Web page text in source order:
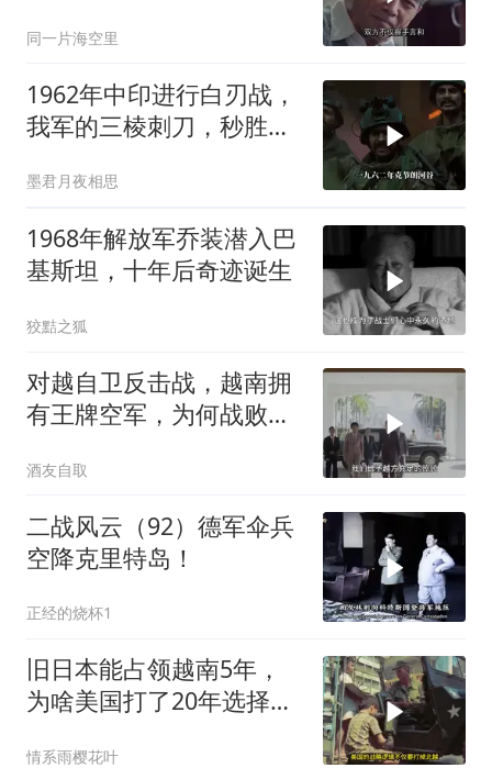
同一片海空里
1962年中印进行白刃战，
我军的三棱刺刀，秒胜印
墨君月夜相思
1968年解放军乔装潜入巴
基斯坦，十年后奇迹诞生
狡黠之狐
对越自卫反击战，越南拥
有王牌空军，为何战败也
酒友自取
二战风云（92）德军伞兵
空降克里特岛！
正经的烧杯1
旧日本能占领越南5年，
为啥美国打了20年选择撤
情系雨樱花叶